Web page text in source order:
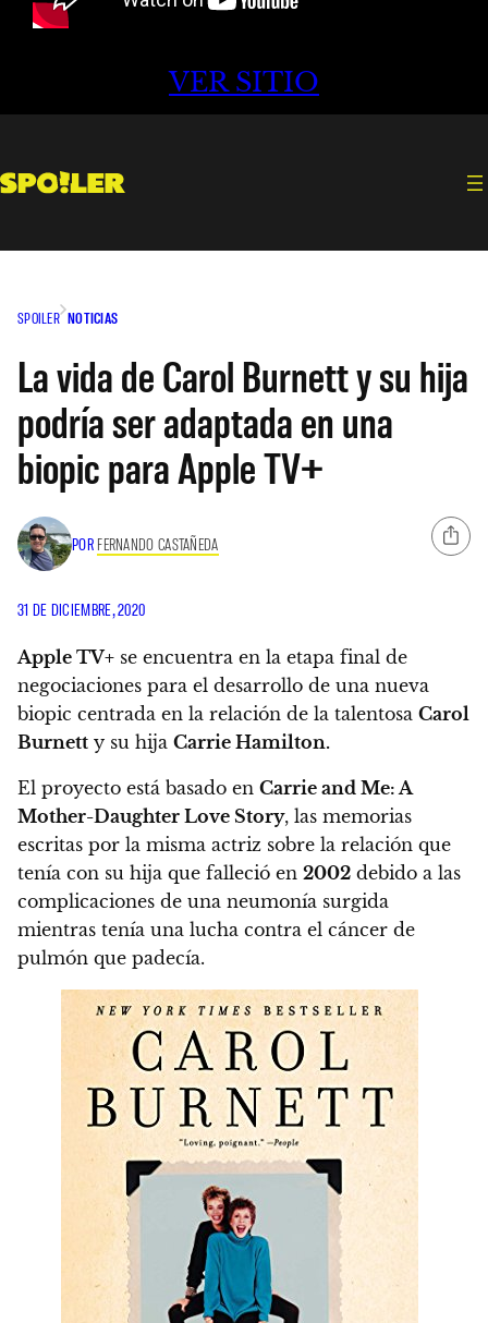
VER SITIO
SPOILER NOTICIAS
La vida de Carol Burnett y su hija
podría ser adaptada en una
biopic para Apple TV+
POR FERNANDO CASTAÑEDA
31 DE DICIEMBRE, 2020
Apple TV+ se encuentra en la etapa final de
negociaciones para el desarrollo de una nueva
biopic centrada en la relación de la talentosa Carol
Burnett y su hija Carrie Hamilton.
El proyecto está basado en Carrie and Me: A
Mother-Daughter Love Story, las memorias
escritas por la misma actriz sobre la relación que
tenía con su hija que falleció en 2002 debido a las
complicaciones de una neumonía surgida
mientras tenía una lucha contra el cáncer de
pulmón que padecía.